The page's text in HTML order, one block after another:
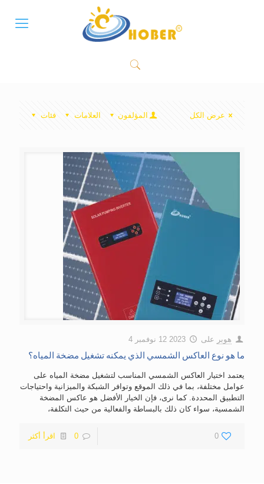
فئات العلامات المؤلفون عرض الكل
هوبر على 2023 12 نوفمبر 4
ما هو نوع العاكس الشمسي الذي يمكنه تشغيل مضخة المياه؟
يعتمد اختيار العاكس الشمسي المناسب لتشغيل مضخة المياه على
عوامل مختلفة، بما في ذلك الموقع وتوافر الشبكة والميزانية واحتياجات
التطبيق المحددة. كما نرى، فإن الخيار الأفضل هو عاكس المضخة
الشمسية، سواء كان ذلك بالبساطة والفعالية من حيث التكلفة،
0
0 اقرأ أكثر